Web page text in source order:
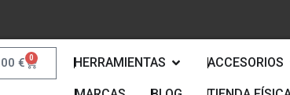
€ 0 HERRAMIENTAS ACCESORIOS